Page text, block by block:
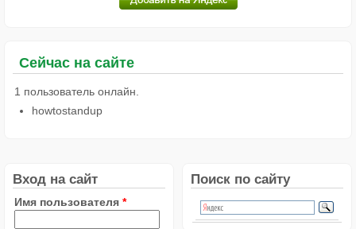
Сейчас на сайте
1 пользователь онлайн.
howtostandup
Вход на сайт
Имя пользователя *
Поиск по сайту